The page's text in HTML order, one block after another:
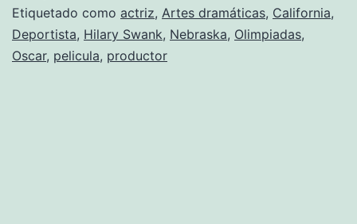
Etiquetado como actriz, Artes dramáticas, California,
Deportista, Hilary Swank, Nebraska, Olimpiadas,
Oscar, pelicula, productor